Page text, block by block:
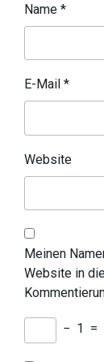
Name *
E-Mail *
Website
Meinen
Website in
− 1 =